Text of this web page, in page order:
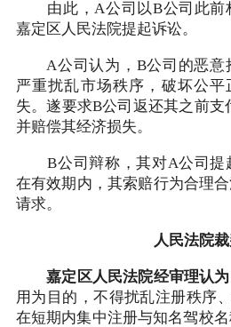
由此，A公司以B公司此前
嘉定区人民法院提起诉讼。
A公司认为，B公司的恶意
严重扰乱市场秩序，破坏公
失。遂要求B公司返还其之前支
并赔偿其经济损失。
B公司辩称，其对A公司提
在有效期内，其索赔行为合理
请求。
人民法院裁
嘉定区人民法院经审理认为
用为目的，不得扰乱注册秩序
在短期内集中注册与知名驾校